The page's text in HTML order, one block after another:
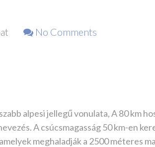
No Comments
alpesi jellegű vonulata, A 80 km
A csúcsmagasság 50 km-en
meghaladják a 2500 méteres